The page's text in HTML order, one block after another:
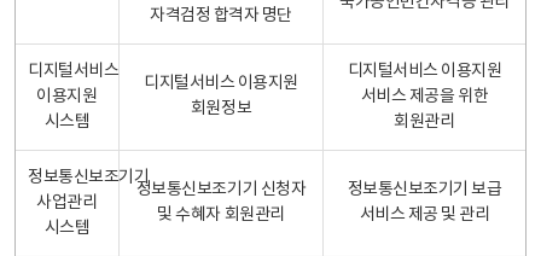
자격검정 합격자 명단
디지털서비스
이용지원
시스템
디지털서비스 이용지원
회원정보
디지털서비스 이용지원
서비스 제공을 위한
회원관리
정보통신보조기기
사업관리
시스템
정보통신보조기기 신청자
및 수혜자 회원관리
정보통신보조기기 보급
서비스 제공 및 관리